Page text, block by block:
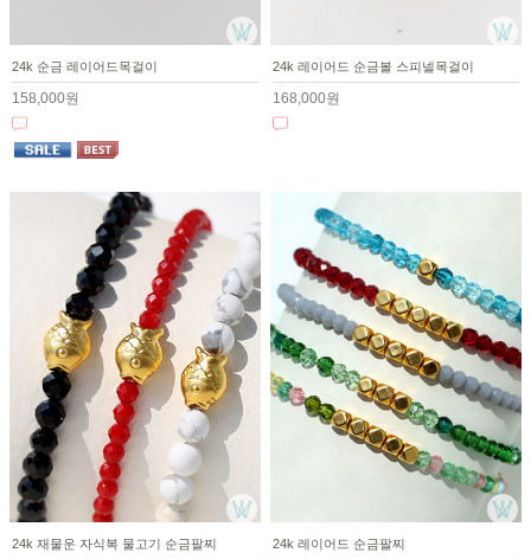
24k 순금 레이어드목걸이
158,000원
24k 레이어드 순금볼 스피넬목걸이
168,000원
24k 재물운 자식복 물고기 순금팔찌 24k 레이어드 순금팔찌